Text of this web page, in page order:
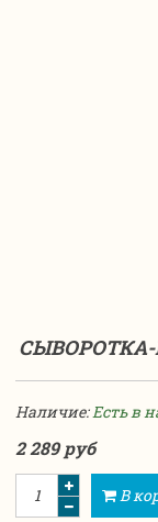
СЫВОРОТКА-
Наличие: Есть в
2 289 руб
В